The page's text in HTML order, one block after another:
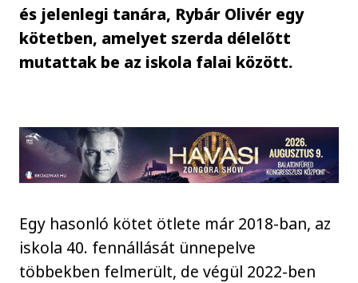
és jelenlegi tanára, Rybár Olivér egy
kötetben, amelyet szerda délelőtt
mutattak be az iskola falai között.
Egy hasonló kötet ötlete már 2018-ban, az
iskola 40. fennállását ünnepelve
többekben felmerült, de végül 2022-ben